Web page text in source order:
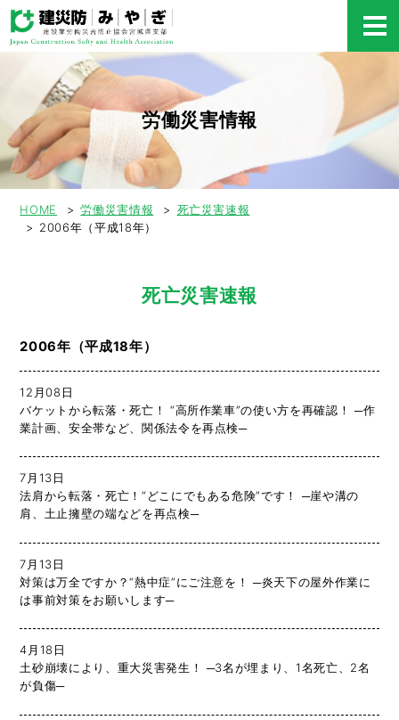
労働災害情報
HOME 労働災害情報
死亡災害速報
2006年（平成18年）
死亡災害速報
2006年（平成18年）
12月08日
バケットから転落・死亡！ “高所作業車”の使い方を再確認！ ─作
業計画、安全帯など、関係法令を再点検─
7月13日
法肩から転落・死亡！“どこにでもある危険”です！ ─崖や溝の
肩、土止擁壁の端などを再点検─
7月13日
対策は万全ですか？“熱中症”にご注意を！ ─炎天下の屋外作業に
は事前対策をお願いします─
4月18日
土砂崩壊により、重大災害発生！ ─3名が埋まり、1名死亡、2名
が負傷─